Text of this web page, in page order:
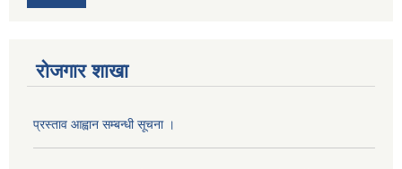
रोजगार शाखा
प्रस्ताव आह्वान सम्बन्धी सूचना ।